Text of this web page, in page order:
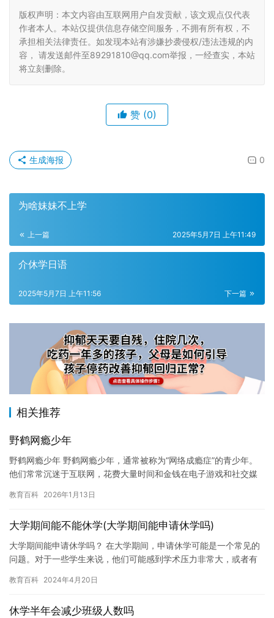
版权声明：本文内容由互联网用户自发贡献，该文观点仅代表
作者本人。本站仅提供信息存储空间服务，不拥有所有权，不
承担相关法律责任。如发现本站有涉嫌抄袭侵权/违法违规的内
容， 请发送邮件至89291810@qq.com举报，一经查实，本站
将立刻删除。
赞 (0)
0
生成海报
为啥妹妹不上学
上一篇 2025年5月7日 上午11:49
介休学日语
下一篇
2025年5月7日 上午11:56
相关推荐
野鹤网瘾少年
野鹤网瘾少年 野鹤网瘾少年，通常被称为“网络成瘾症”的青少年。
他们常常沉迷于互联网，花费大量时间和金钱在电子游戏和社交媒
至…
教育百科 2026年1月13日
大学期间能不能休学(大学期间能申请休学吗)
大学期间能申请休学吗？ 在大学期间，申请休学可能是一个常见的
问题。对于一些学生来说，他们可能感到学术压力非常大，或者有
更多…
教育百科 2024年4月20日
休学半年会减少班级人数吗